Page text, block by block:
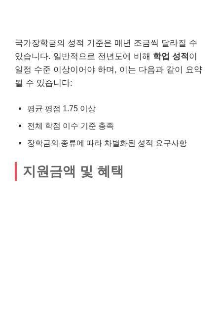
국가장학금의 성적 기준은 매년 조금씩 달라질 수
있습니다. 일반적으로 전년도에 비해 학업 성적 이
일정 수준 이상이어야 하며, 이는 다음과 같이 요약
될 수 있습니다:
평균 평점 1.75 이상
전체 학점 이수 기준 충족
장학금의 종류에 따라 차별화된 성적 요구사항
지원금액 및 혜택